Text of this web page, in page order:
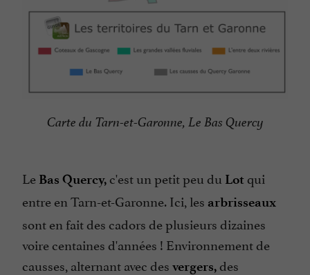
Carte du Tarn-et-Garonne, Le Bas Quercy
Le Bas Quercy, c'est un petit peu du Lot qui
entre en Tarn-et-Garonne. Ici, les arbrisseaux
sont en fait des cadors de plusieurs dizaines
voire centaines d'années ! Environnement de
causses, alternant avec des vergers,des